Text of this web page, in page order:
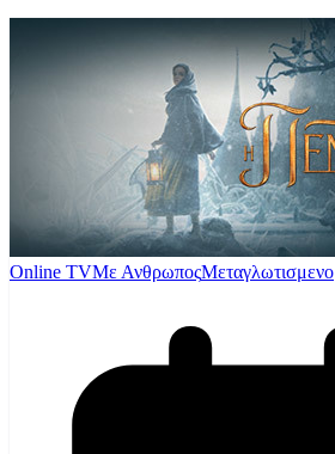
Online TVΜε ΑνθρωποςΜεταγλωτισμενο